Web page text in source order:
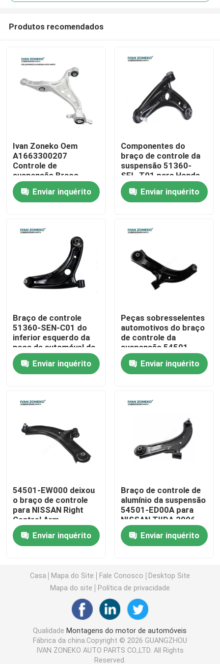
Casa
Produtos
Programa de RV
Sobre nós
Visita à fábrica
Controle de qualidade
Contate-nos
Notícia
Suporte de motor traseiro
Suporte de motor de borracha
Suporte da montagem de motor
Braço de controle da suspensão
Relação da barra do estabilizador
Produtos recomendados
Ivan Zoneko Oem
A1663300207
Controle de
suspensão Braço
dianteiro direito
inferiorEnviar inquérito
Componentes do
braço de controle da
suspensão 51360-
SEL-T01 para Honda
2014-2016 motores
Enviar inquérito
Braço de controle
51360-SEN-C01 do
inferior esquerdo da
peça de automóvel da
suspensão para
HONDA JAZZ
Enviar inquérito
Peças sobresselentes
automotivos do braço
de controle da
suspensão 54501-
ED000 para NISSAN
TIIDAEnviar inquérito
54501-EW000 deixou
o braço de controle
para NISSAN Right
Control Arm
Enviar inquérito
Braço de controle de
alumínio da suspensão
54501-ED00A para
NISSAN TIIDA 2006
Enviar inquérito
Casa Mapa do Site Fale Conosco
Desktop Site
Mapa do site
Política de privacidade
Qualidade Montagens do motor de automóveis
Fábrica da china.Copyright © 2026 GUANGZHOU
IVAN ZONEKO AUTO PARTS CO.,LTD. All Rights
Reserved.